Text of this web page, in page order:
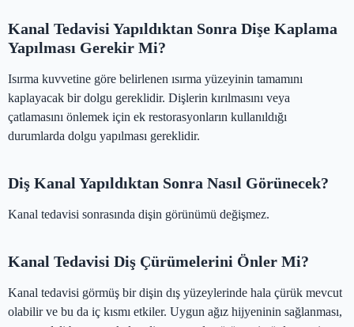
Kanal Tedavisi Yapıldıktan Sonra Dişe Kaplama
Yapılması Gerekir Mi?
Isırma kuvvetine göre belirlenen ısırma yüzeyinin tamamını
kaplayacak bir dolgu gereklidir. Dişlerin kırılmasını veya
çatlamasını önlemek için ek restorasyonların kullanıldığı
durumlarda dolgu yapılması gereklidir.
Diş Kanal Yapıldıktan Sonra Nasıl Görünecek?
Kanal tedavisi sonrasında dişin görünümü değişmez.
Kanal Tedavisi Diş Çürümelerini Önler Mi?
Kanal tedavisi görmüş bir dişin dış yüzeylerinde hala çürük mevcut
olabilir ve bu da iç kısmı etkiler. Uygun ağız hijyeninin sağlanması,